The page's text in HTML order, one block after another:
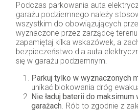
Podczas parkowania auta
garażu podziemnego należy
wszystkim do obowiązujących
wyznaczone przez zarządcę
zapamiętaj kilka wskazówek, a
bezpieczeństwo dla auta
się w garażu podziemnym.
Parkuj tylko w wyznaczonych
unikać blokowania dróg
Nie ładuj baterii do
garażach. Rób to zgodnie z